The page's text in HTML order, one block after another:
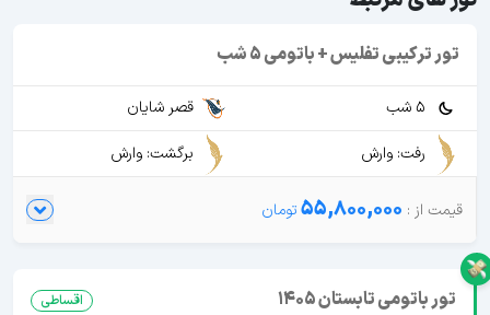
تور ترکیبی تفلیس + باتومی 5 شب
5 شب
قصر شایان
رفت: وارش
برگشت: وارش
55,800,000
تور باتومی تابستان 1405 اقساطی